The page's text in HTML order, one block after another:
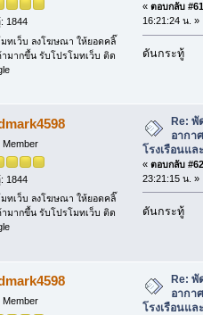
1844
ทเว็บ ลงโฆษณา ให้ยอดคลิ๊
มากขึ้น รับโปรโมทเว็บ ติด
« ตอบกลับ
16:21:24 น. »
ดันกระทู้
Member
1844
ทเว็บ ลงโฆษณา ให้ยอดคลิ๊
มากขึ้น รับโปรโมทเว็บ ติด
Re: พั
อากา
โรงเรือนแ
« ตอบกลับ
23:21:15 น. »
ดันกระทู้
Member
Re: พั
อากา
โรงเรือนแ